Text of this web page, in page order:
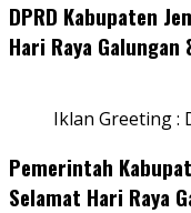
DPRD Kabupaten
Hari Raya Galungan
Iklan Greeting :
Pemerintah
Selamat Hari Raya